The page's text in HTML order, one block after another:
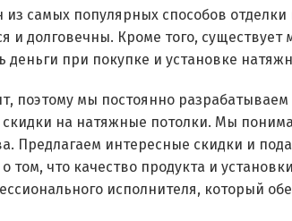
из самых популярных способов
и долговечны. Кроме того,
деньги при покупке и установке
поэтому мы постоянно
скидки на натяжные потолки. Мы
Предлагаем интересные скидки и
том, что качество продукта и
исполнителя, который